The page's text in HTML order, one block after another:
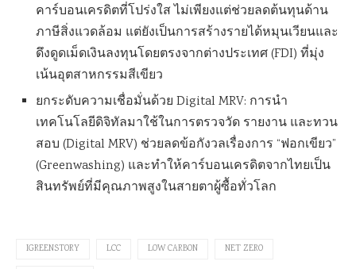
คาร์บอนเครดิตที่โปร่งใส ไม่เพียงแต่ช่วยลดต้นทุนด้าน
ภาษีสิ่งแวดล้อม แต่ยังเป็นการสร้างรายได้หมุนเวียนและ
ดึงดูดเม็ดเงินลงทุนโดยตรงจากต่างประเทศ (FDI) ที่มุ่ง
เน้นอุตสาหกรรมสีเขียว
ยกระดับความเชื่อมั่นด้วย Digital MRV: การนำ
เทคโนโลยีดิจิทัลมาใช้ในการตรวจวัด รายงาน และทวน
สอบ (Digital MRV) ช่วยลดข้อกังวลเรื่องการ “ฟอกเขียว”
(Greenwashing) และทำให้คาร์บอนเครดิตจากไทยเป็น
สินทรัพย์ที่มีคุณภาพสูงในสายตาผู้ซื้อทั่วโลก
IGREENSTORY LCC LOW CARBON NET ZERO